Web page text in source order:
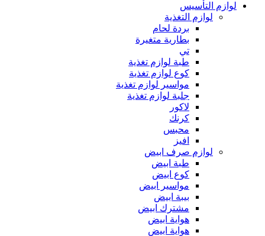
لوازم التأسيس
لوازم التغذية
بردة لحام
بطارية متغيرة
تي
طبة لوازم تغذية
كوع لوازم تغذية
مواسير لوازم تغذية
جلبة لوازم تغذية
لاكور
كرنك
محبس
افيز
لوازم صرف ابيض
طبة ابيض
كوع ابيض
مواسير ابيض
بيبة ابيض
مشترك ابيض
هواية ابيض
هواية ابيض